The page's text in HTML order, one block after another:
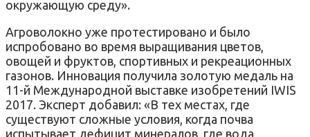
окружающую среду».
Агроволокно уже протестировано и было
испробовано во время выращивания цветов,
овощей и фруктов, спортивных и рекреационных
газонов. Инновация получила золотую медаль на
11-й Международной выставке изобретений IWIS
2017. Эксперт добавил: «В тех местах, где
существуют сложные условия, когда почва
испытывает дефицит минералов, где вода